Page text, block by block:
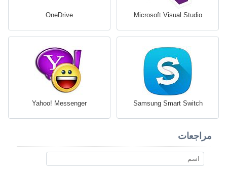
Microsoft Visual Studio
OneDrive
Samsung Smart Switch
Yahoo! Messenger
مراجعات